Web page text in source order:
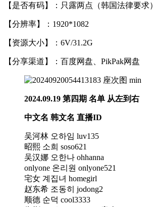
【是否有码】：只露两点（韩国法律要求
【分辨率】：1920*1082
【资源大小】：6V/31.2G
【分享渠道】：百度网盘、PikPak网盘
2024.09.19 第四期 名单 从左到右
中文名 韩文名 直播ID
吴河林 오하임 luv135
昭熙 소희 soso621
吴汉娜 오한나 ohhanna
onlyone 온리원 onlyone521
宅女 계집녀 homegirl
赵东希 조동히 jodong2
顺德 순덕 cool3333